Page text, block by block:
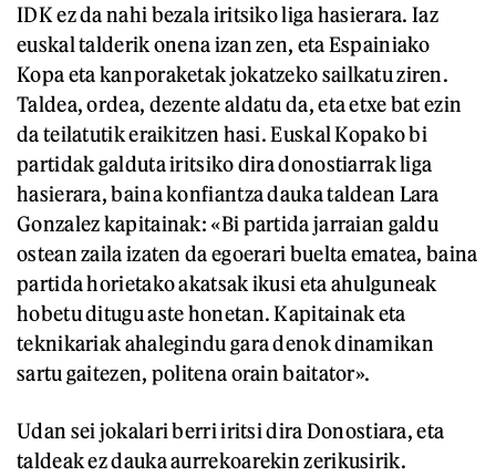
IDK ez da nahi bezala iritsiko liga hasierara. Iaz
euskal talderik onena izan zen, eta Espainiako
Kopa eta kanporaketak jokatzeko sailkatu ziren.
Taldea, ordea, dezente aldatu da, eta etxe bat ezin
da teilatutik eraikitzen hasi. Euskal Kopako bi
partidak galduta iritsiko dira donostiarrak liga
hasierara, baina konfiantza dauka taldean Lara
Gonzalez kapitainak: «Bi partida jarraian galdu
ostean zaila izaten da egoerari buelta ematea, baina
partida horietako akatsak ikusi eta ahulguneak
hobetu ditugu aste honetan. Kapitainak eta
teknikariak ahalegindu gara denok dinamikan
sartu gaitezen, politena orain baitator».
Udan sei jokalari berri iritsi dira Donostiara, eta
taldeak ez dauka aurrekoarekin zerikusirik.